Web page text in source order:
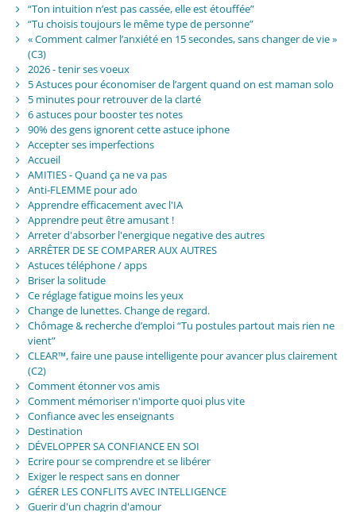
“Ton intuition n’est pas cassée, elle est étouffée”
“Tu choisis toujours le même type de personne”
« Comment calmer l’anxiété en 15 secondes, sans changer de vie »
(C3)
2026 - tenir ses voeux
5 Astuces pour économiser de l’argent quand on est maman solo
5 minutes pour retrouver de la clarté
6 astuces pour booster tes notes
90% des gens ignorent cette astuce iphone
Accepter ses imperfections
Accueil
AMITIES - Quand ça ne va pas
Anti-FLEMME pour ado
Apprendre efficacement avec l'IA
Apprendre peut être amusant !
Arreter d'absorber l'energique negative des autres
ARRÊTER DE SE COMPARER AUX AUTRES
Astuces téléphone / apps
Briser la solitude
Ce réglage fatigue moins les yeux
Change de lunettes. Change de regard.
Chômage & recherche d’emploi “Tu postules partout mais rien ne
vient”
CLEAR™, faire une pause intelligente pour avancer plus clairement
(C2)
Comment étonner vos amis
Comment mémoriser n'importe quoi plus vite
Confiance avec les enseignants
Destination
DÉVELOPPER SA CONFIANCE EN SOI
Ecrire pour se comprendre et se libérer
Exiger le respect sans en donner
GÉRER LES CONFLITS AVEC INTELLIGENCE
Guerir d'un chagrin d'amour